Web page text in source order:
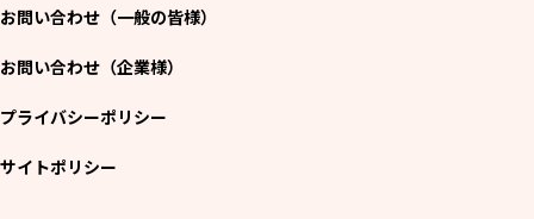
お問い合わせ（一般の皆様）
お問い合わせ（企業様）
プライバシーポリシー
サイトポリシー